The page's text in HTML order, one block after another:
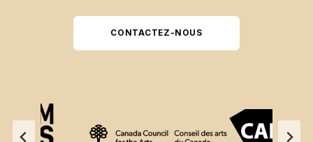
CONTACTEZ-NOUS